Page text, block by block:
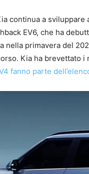
continua a sviluppare
EV6, che ha
nella primavera del
Kia ha brevettato i
fanno parte